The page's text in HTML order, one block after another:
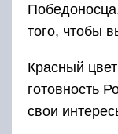
того, чтобы
Красный
готовность
свои